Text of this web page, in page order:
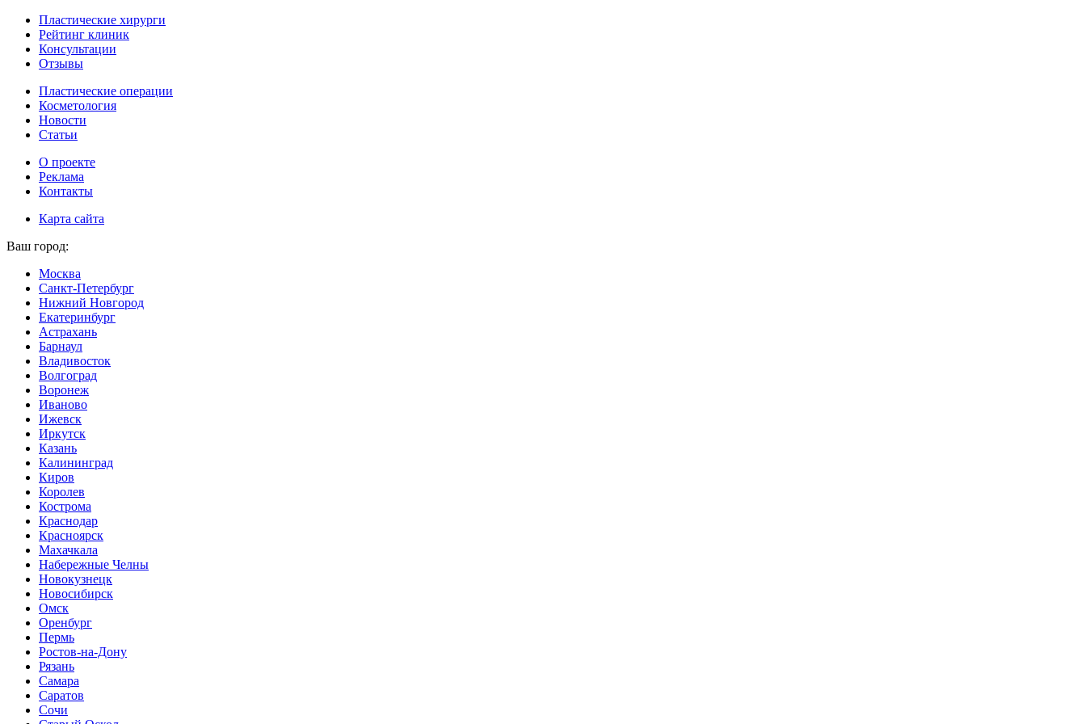
Пластические хирурги
Рейтинг клиник
Консультации
Отзывы
Пластические операции
Косметология
Новости
Статьи
О проекте
Реклама
Контакты
Карта сайта
Ваш город:
Москва
Санкт-Петербург
Нижний Новгород
Екатеринбург
Астрахань
Барнаул
Владивосток
Волгоград
Воронеж
Иваново
Ижевск
Иркутск
Казань
Калининград
Киров
Королев
Кострома
Краснодар
Красноярск
Махачкала
Набережные Челны
Новокузнецк
Новосибирск
Омск
Оренбург
Пермь
Ростов-на-Дону
Рязань
Самара
Саратов
Сочи